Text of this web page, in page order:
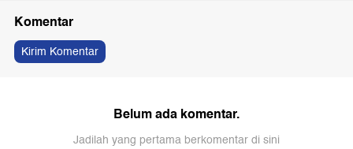
Komentar
Kirim Komentar
Belum ada komentar.
Jadilah yang pertama berkomentar di sini